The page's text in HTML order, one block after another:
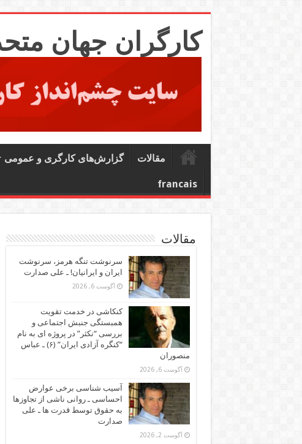
کارگران جهان
مقالات گزارش‌های کارگری و عمومی
francais
مقالات
سرنوشت تنگه هرمز، سرنوشت
ایران و ایرانیان! ـ علی صدارت
آگوست 6, 2026
کنکاشی در خدمت تقویت
همبستگی جنبش اجتماعی و
بررسی “نکثر” در پروژه ای به نام
“کنگره آزادی ایران” (۶) ـ عباس
منصوران
آگوست 6, 2026
آسیب شناسی برخی عوارض
احساسی ـ روانی ناشی از تجاوزها
به حقوق توسط قدرت ها ـ علی
صدارت
آگوست 2, 2026